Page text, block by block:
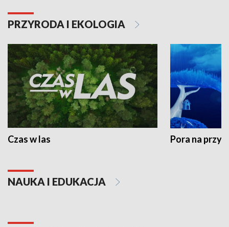
PRZYRODA I EKOLOGIA
Czas w las Pora na
NAUKA I EDUKACJA